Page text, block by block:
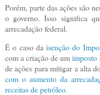
Porém, parte das ações são
o governo. Isso significa
arrecadação federal.
É o caso da isenção do
com a criação de umimposto
de ações para mitigar a alta
com o aumento da
receitas de petróleo.